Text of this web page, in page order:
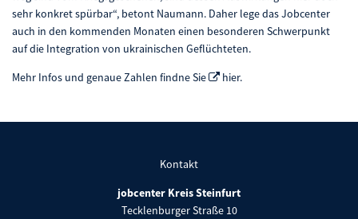
sehr konkret spürbar“, betont Naumann. Daher lege das Jobcenter
auch in den kommenden Monaten einen besonderen Schwerpunkt
auf die Integration von ukrainischen Geflüchteten.
Mehr Infos und genaue Zahlen findne Sie
hier.
Kontakt
jobcenter Kreis Steinfurt
Tecklenburger Straße 10